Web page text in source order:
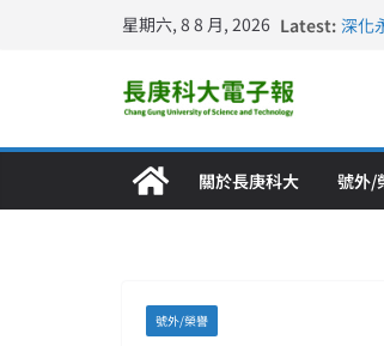
星期六, 8 8 月, 2026 Latest: 深化
關於長庚科大 號外/
號外/榮譽